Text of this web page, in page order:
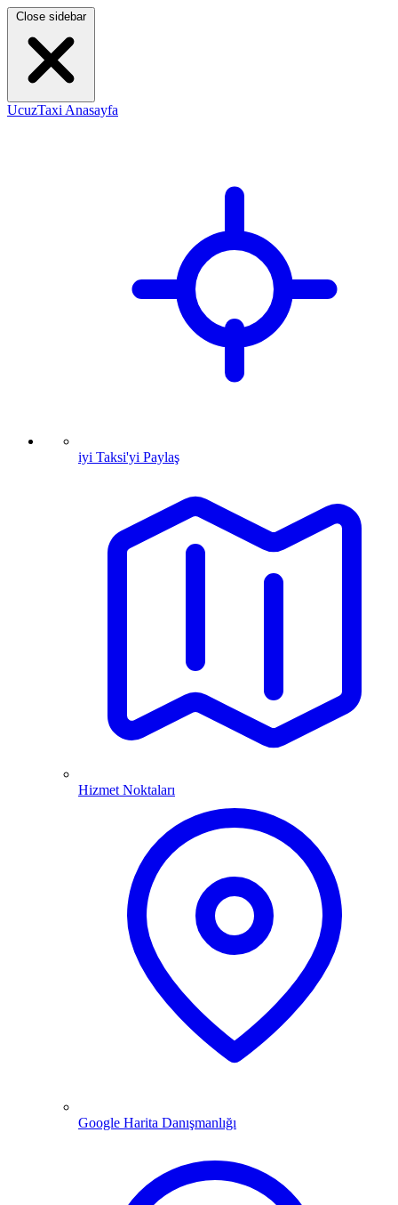
Close sidebar
UcuzTaxi Anasayfa
iyi Taksi'yi Paylaş
Hizmet Noktaları
Google Harita Danışmanlığı